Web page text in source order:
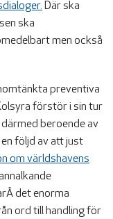
Där ska
ska
men också
preventiva
förstör i sin tur
beroende av
följd av att just
om världshavens
det enorma
ord till handling för